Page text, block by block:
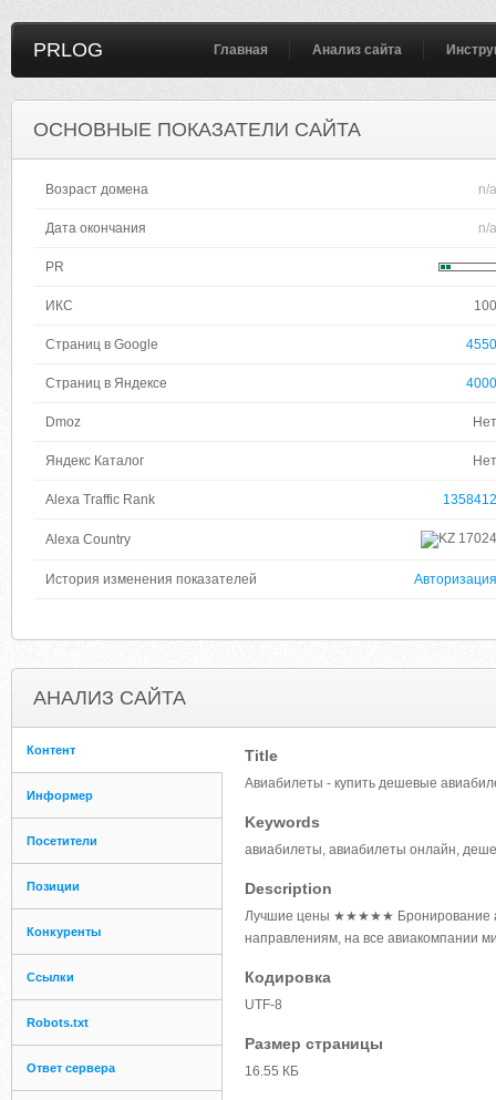
PRLOG Главная Анализ сайта
ОСНОВНЫЕ ПОКАЗАТЕЛИ САЙТА
Возраст домена n/a
Дата окончания n/a
PR
ИКС 100
Страниц в Google 4550
Страниц в Яндексе 4000
Dmoz Нет
Яндекс Каталог Нет
Alexa Traffic Rank 1358412
Alexa Country 17024
История изменения показателей Авторизация
АНАЛИЗ САЙТА
Контент
Информер
Посетители
Позиции
Конкуренты
Ссылки
Robots.txt
Ответ сервера
Title
Авиабилеты - купить дешевые
Keywords
авиабилеты, авиабилеты онлайн,
Description
Лучшие цены ★★★★★ Бронирование
направлениям, на все авиакомпании
Кодировка
UTF-8
Размер страницы
16.55 КБ